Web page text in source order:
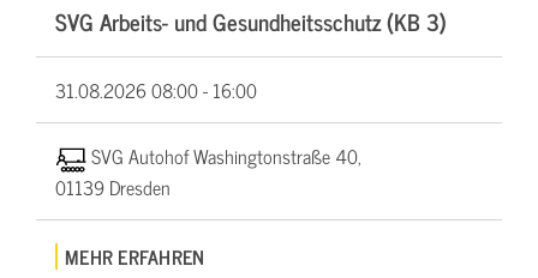
SVG Arbeits- und Gesundheitsschutz (KB 3)
31.08.202608:00 - 16:00
SVG Autohof Washingtonstraße 40,
01139 Dresden
MEHR ERFAHREN